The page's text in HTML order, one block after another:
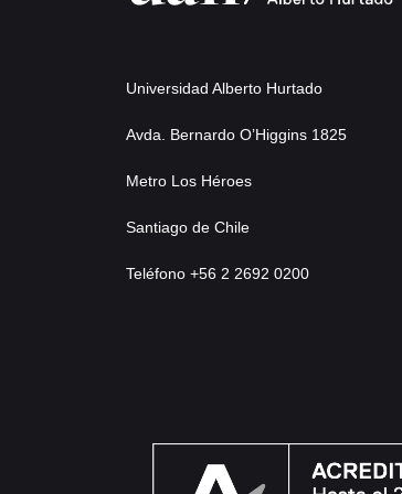
Universidad Alberto Hurtado
Avda. Bernardo O’Higgins 1825
Metro Los Héroes
Santiago de Chile
Teléfono +56 2 2692 0200